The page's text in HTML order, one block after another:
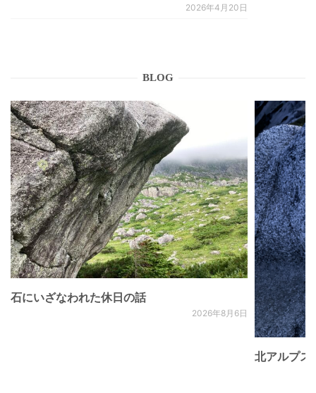
2026年4月20日
BLOG
石にいざなわれた休日の話
2026年8月6日
北アルプ